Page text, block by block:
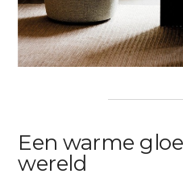
Een warme
wereld